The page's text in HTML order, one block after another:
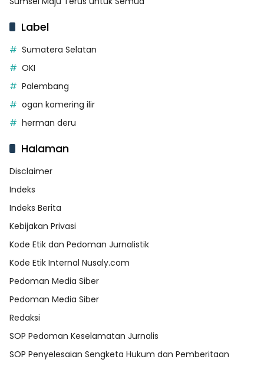
Label
Sumatera Selatan
OKI
Palembang
ogan komering ilir
herman deru
Halaman
Disclaimer
Indeks
Indeks Berita
Kebijakan Privasi
Kode Etik dan Pedoman Jurnalistik
Kode Etik Internal Nusaly.com
Pedoman Media Siber
Pedoman Media Siber
Redaksi
SOP Pedoman Keselamatan Jurnalis
SOP Penyelesaian Sengketa Hukum dan Pemberitaan